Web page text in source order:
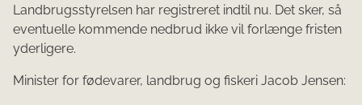
Landbrugsstyrelsen har registreret indtil nu. Det sker, så
eventuelle kommende nedbrud ikke vil forlænge fristen
yderligere.
Minister for fødevarer, landbrug og fiskeri Jacob Jensen: